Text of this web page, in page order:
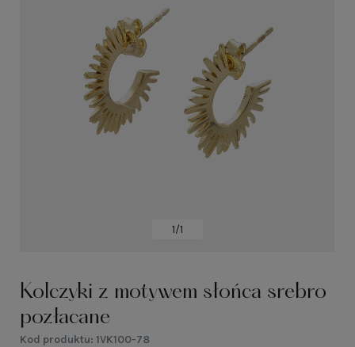
1/1
Kolczyki z motywem słońca srebro
pozłacane
Kod produktu: 1VK100-78